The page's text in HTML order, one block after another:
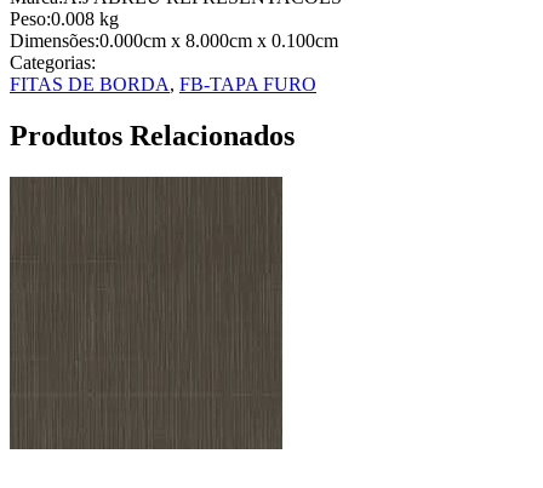
Peso:0.008 kg
Dimensões:0.000cm x 8.000cm x 0.100cm
Categorias:
FITAS DE BORDA, FB-TAPA FURO
Produtos Relacionados